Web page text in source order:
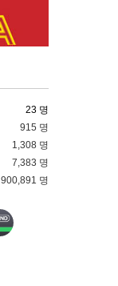
23 명
915 명
1,308 명
7,383 명
900,891 명